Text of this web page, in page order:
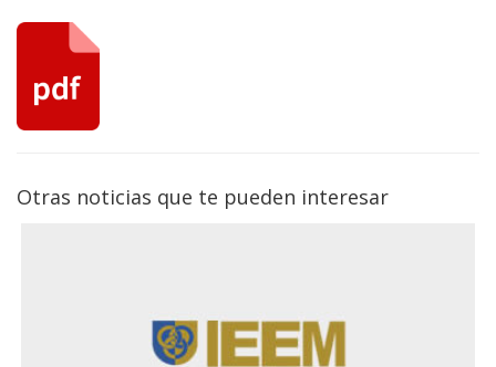
Otras noticias que te pueden interesar